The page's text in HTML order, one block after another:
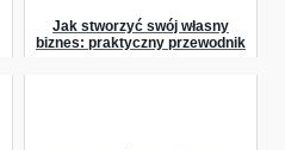
Jak stworzyć swój własny
biznes: praktyczny przewodnik